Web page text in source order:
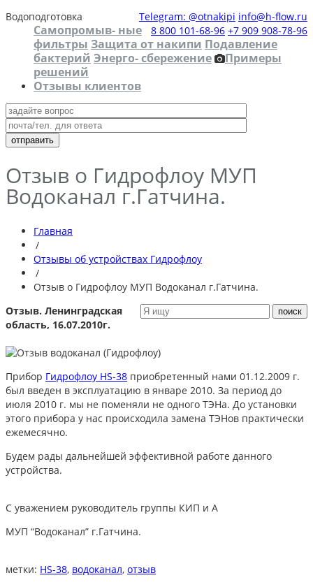
Водоподготовка Telegram: @otnakipi info@h-flow.ru
8 800 101-68-96 +7 909 908-78-96
Самопромыв- ные
фильтры Защита от накипи Подавление
бактерий Энерго- сбережение
Примеры
решений
Отзывы клиентов
Отзыв о Гидрофлоу МУП
Водоканал г.Гатчина.
Главная
/
Отзывы об устройствах Гидрофлоу
/
Отзыв о Гидрофлоу МУП Водоканал г.Гатчина.
Отзыв. Ленинградская
область, 16.07.2010г.
Прибор Гидрофлоу HS-38 приобретенный нами 01.12.2009 г.
был введен в эксплуатацию в январе 2010. За период до
июля 2010 г. мы не поменяли не одного ТЭНа. До установки
этого прибора у нас происходила замена ТЭНов практически
ежемесячно.
Будем рады дальнейшей эффективной работе данного
устройства.
С уважением руководитель группы КИП и А
МУП “Водоканал” г.Гатчина.
метки: HS-38, водоканал, отзыв